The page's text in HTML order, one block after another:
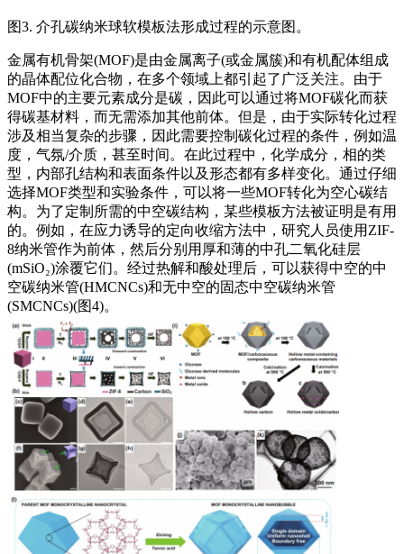
图3. 介孔碳纳米球软模板法形成过程的示意图。
金属有机骨架(MOF)是由金属离子(或金属簇)和有机配体组成
的晶体配位化合物，在多个领域上都引起了广泛关注。由于
MOF中的主要元素成分是碳，因此可以通过将MOF碳化而获
得碳基材料，而无需添加其他前体。但是，由于实际转化过程
涉及相当复杂的步骤，因此需要控制碳化过程的条件，例如温
度，气氛/介质，甚至时间。在此过程中，化学成分，相的类
型，内部孔结构和表面条件以及形态都有多样变化。通过仔细
选择MOF类型和实验条件，可以将一些MOF转化为空心碳结
构。为了定制所需的中空碳结构，某些模板方法被证明是有用
的。例如，在应力诱导的定向收缩方法中，研究人员使用ZIF-
8纳米管作为前体，然后分别用厚和薄的中孔二氧化硅层
(mSiO₂)涂覆它们。经过热解和酸处理后，可以获得中空的中
空碳纳米管(HMCNCs)和无中空的固态中空碳纳米管
(SMCNCs)(图4)。